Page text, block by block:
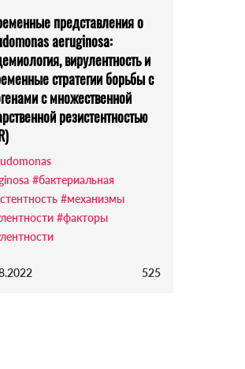
представления о
aeruginosa:
вирулентность и
стратегии борьбы с
с множественной
резистентностью
#бактериальная
#механизмы
#факторы
525